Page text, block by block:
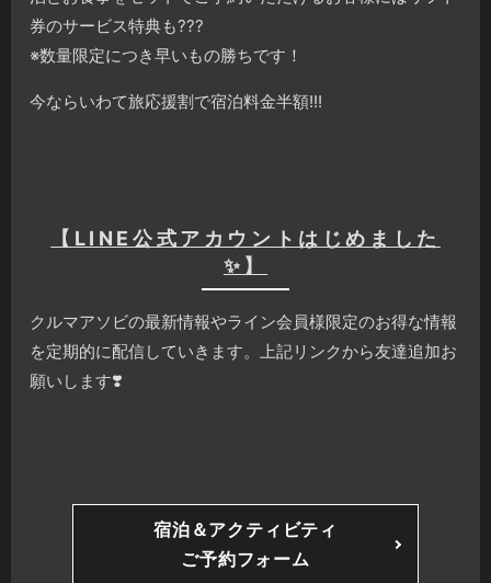
券のサービス特典も???
※数量限定につき早いもの勝ちです！
今ならいわて旅応援割で宿泊料金半額!!!
【LINE公式アカウントはじめました
✨】
クルマアソビの最新情報やライン会員様限定のお得な情報
を定期的に配信していきます。上記リンクから友達追加お
願いします❣️
宿泊＆アクティビティ
ご予約フォーム